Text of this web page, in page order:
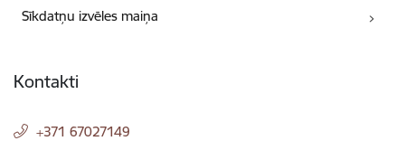
Sīkdatņu izvēles maiņa
Kontakti
+371 67027149